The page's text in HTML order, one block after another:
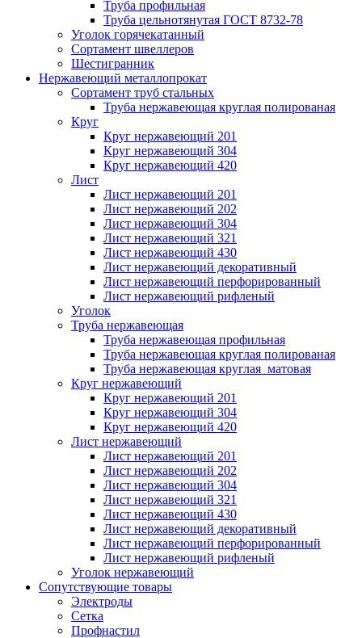
Труба профильная
Труба цельнотянутая ГОСТ 8732-78
Уголок горячекатанный
Сортамент швеллеров
Шестигранник
Нержавеющий металлопрокат
Сортамент труб стальных
Труба нержавеющая круглая полированая
Круг
Круг нержавеющий 201
Круг нержавеющий 304
Круг нержавеющий 420
Лист
Лист нержавеющий 201
Лист нержавеющий 202
Лист нержавеющий 304
Лист нержавеющий 321
Лист нержавеющий 430
Лист нержавеющий декоративный
Лист нержавеющий перфорированный
Лист нержавеющий рифленый
Уголок
Труба нержавеющая
Труба нержавеющая профильная
Труба нержавеющая круглая полированая
Труба нержавеющая круглая матовая
Круг нержавеющий
Круг нержавеющий 201
Круг нержавеющий 304
Круг нержавеющий 420
Лист нержавеющий
Лист нержавеющий 201
Лист нержавеющий 202
Лист нержавеющий 304
Лист нержавеющий 321
Лист нержавеющий 430
Лист нержавеющий декоративный
Лист нержавеющий перфорированный
Лист нержавеющий рифленый
Уголок нержавеющий
Cопутствующие товары
Электроды
Сетка
Профнастил